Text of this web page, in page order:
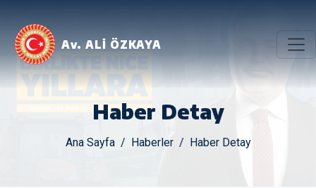
Av. ALİ ÖZKAYA
Haber Detay
Ana Sayfa Haberler Haber Detay